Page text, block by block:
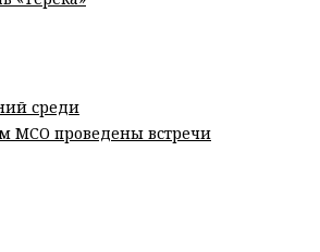
среди
МСО проведены встречи